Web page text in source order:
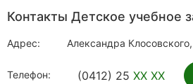
Контакты Детское учебное
Адрес: Александра
Телефон: (0412) 25 XX XX